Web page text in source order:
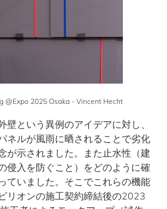
@Expo 2025 Osaka - Vincent Hecht
壁という異例のアイデアに対し、
ネルが風雨に晒されることで劣化
が示されました。また止水性（建
侵入を防ぐこと）をどのように確
ていました。そこでこれらの機能
リオンの施工契約締結後の2023